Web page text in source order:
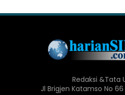
Redaksi &Tata
Jl Brigjen Katamso No 66